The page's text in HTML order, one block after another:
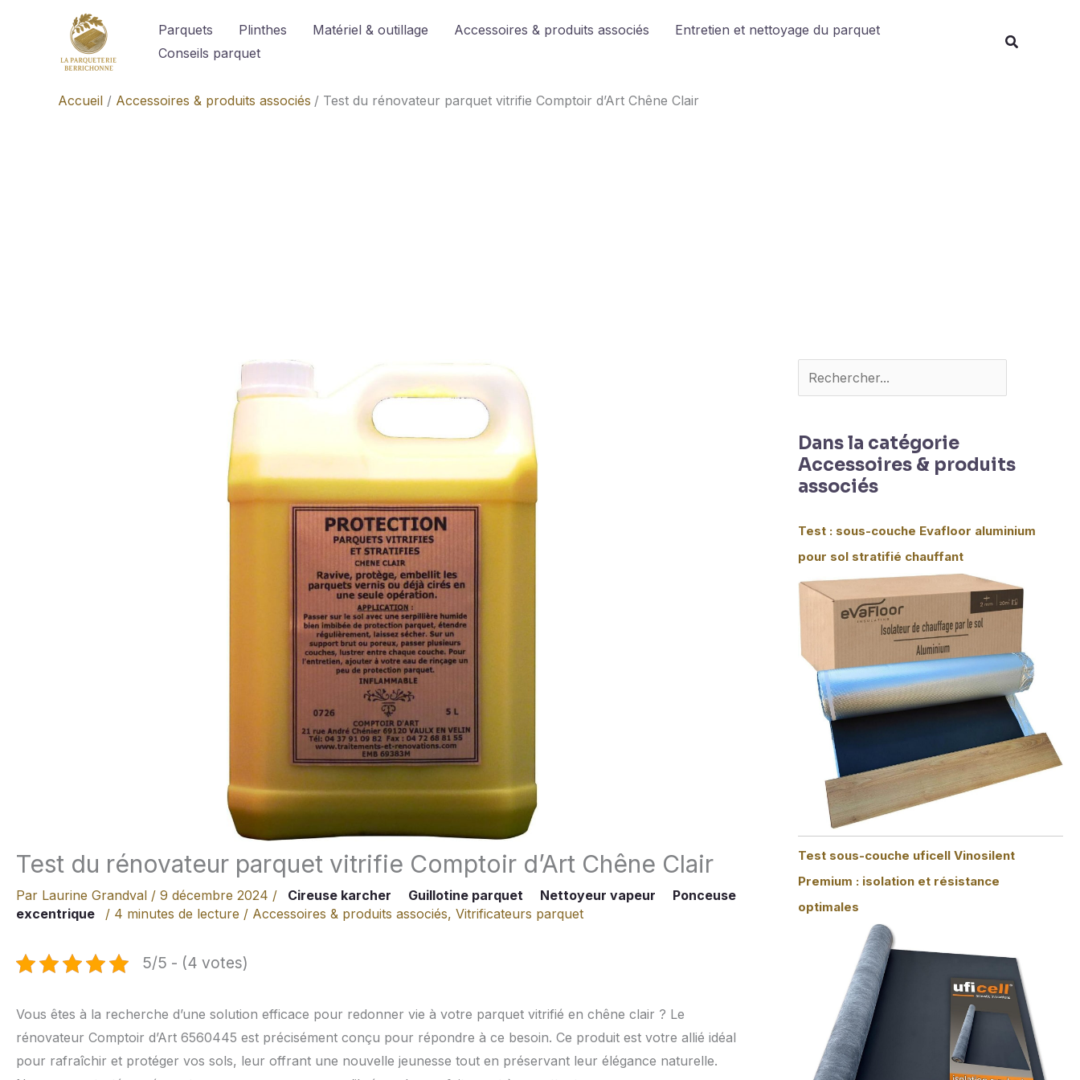
Parquets Plinthes Matériel & outillage Accessoires & produits associés
Entretien et nettoyage du parquet
Conseils parquet
Accueil Accessoires & produits associés Test du rénovateur parquet vitrifie Comptoir d’Art Chêne Clair
Test du rénovateur parquet vitrifie Comptoir d’Art Chêne Clair
Par Laurine Grandval / 9 décembre 2024 / Cireuse karcher Guillotine parquet Nettoyeur vapeur
Ponceuse
excentrique
/ 4 minutes de lecture / Accessoires & produits associés, Vitrificateurs parquet
5/5 - (4 votes)
Vous êtes à la recherche d’une solution efficace pour redonner vie à votre parquet vitrifié en chêne clair ? Le
rénovateur Comptoir d’Art 6560445 est précisément conçu pour répondre à ce besoin. Ce produit est votre allié idéal
pour rafraîchir et protéger vos sols, leur offrant une nouvelle jeunesse tout en préservant leur élégance naturelle.
Dans la catégorie
Accessoires & produits
associés
Test : sous-couche Evafloor aluminium
pour sol stratifié chauffant
Test sous-couche uficell Vinosilent
Premium : isolation et résistance
optimales